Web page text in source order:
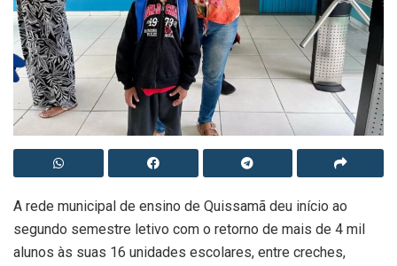
A rede municipal de ensino de Quissamã deu início ao
segundo semestre letivo com o retorno de mais de 4 mil
alunos às suas 16 unidades escolares, entre creches,